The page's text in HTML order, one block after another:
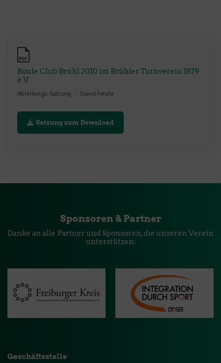
PDF
Boule Club Brühl 2010 im Brühler Turnverein 1879
e.V.
Abteilungs-Satzung - Stand heute
Satzung zum Download
Sponsoren & Partner
Danke an alle Partner und Sponsoren, die unseren Verein
unterstützen:
Geschäftsstelle